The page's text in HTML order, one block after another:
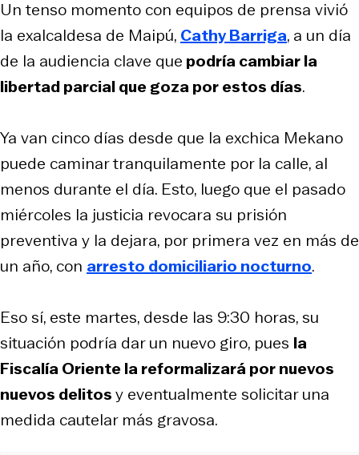
Un tenso momento con equipos de prensa vivió
la exalcaldesa de Maipú, Cathy Barriga, a un día
de la audiencia clave que podría cambiar la
libertad parcial que goza por estos días.
Ya van cinco días desde que la exchica Mekano
puede caminar tranquilamente por la calle, al
menos durante el día. Esto, luego que el pasado
miércoles la justicia revocara su prisión
preventiva y la dejara, por primera vez en más de
un año, con arresto domiciliario nocturno.
Eso sí, este martes, desde las 9:30 horas, su
situación podría dar un nuevo giro, pues la
Fiscalía Oriente la reformalizará por nuevos
nuevos delitosy eventualmente solicitar una
medida cautelar más gravosa.